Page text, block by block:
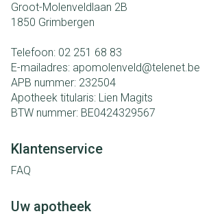
Groot-Molenveldlaan 2B
1850 Grimbergen
Telefoon: 02 251 68 83
E-mailadres: apomolenveld@telenet.be
APB nummer: 232504
Apotheek titularis: Lien Magits
BTW nummer: BE0424329567
Klantenservice
FAQ
Uw apotheek